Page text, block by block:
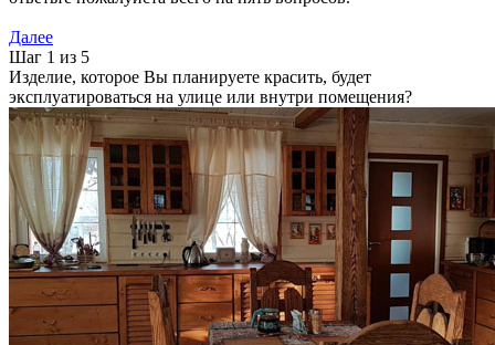
Далее
Шаг 1 из 5
Изделие, которое Вы планируете красить, будет
эксплуатироваться на улице или внутри помещения?